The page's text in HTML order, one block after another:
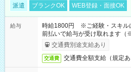
派遣 ブランクOK WEB登録・面接OK
給与
時給1800円 ※ご経験・スキル
前払いで給与が受け取れます（
交通費別途支給あり
交通費 交通費全額支給（規定あ